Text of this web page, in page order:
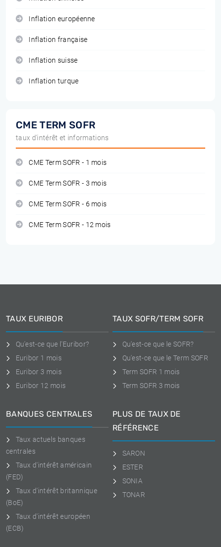
Inflation européenne
Inflation française
Inflation suisse
Inflation turque
CME TERM SOFR
taux d'intérêt et informations
CME Term SOFR - 1 mois
CME Term SOFR - 3 mois
CME Term SOFR - 6 mois
CME Term SOFR - 12 mois
TAUX EURIBOR
Qu'est-ce que l'Euribor?
Euribor 1 mois
Euribor 3 mois
Euribor 12 mois
TAUX SOFR/TERM SOFR
Qu'est-ce que le SOFR?
Qu'est-ce que le Term SOFR
Term SOFR 1 mois
Term SOFR 3 mois
BANQUES CENTRALES
Taux actuels banques
centrales
Taux d'intérêt américain
(FED)
Taux d'intérêt britannique
(BoE)
Taux d'intérêt européen
(ECB)
PLUS DE TAUX DE
RÉFÉRENCE
SARON
ESTER
SONIA
TONAR